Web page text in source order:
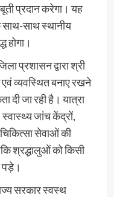
प्रदान करेगा। यह
साथ-साथ स्थानीय
होगा।
प्रशासन द्वारा श्री
एवं व्यवस्थित बनाए रखने
दी जा रही है। यात्रा
स्वास्थ्य जांच केंद्रों,
सेवाओं की
श्रद्धालुओं को किसी
पड़े।
सरकार स्वस्थ